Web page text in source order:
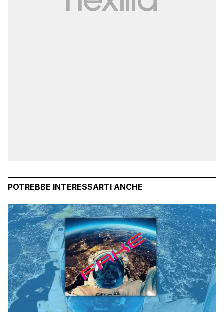
POTREBBE INTERESSARTI ANCHE